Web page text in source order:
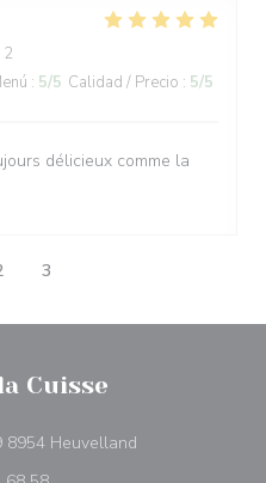
: 5/5 Calidad / Precio : 5/5
délicieux comme la
3
Cuisse
8954 Heuvelland((abre en una